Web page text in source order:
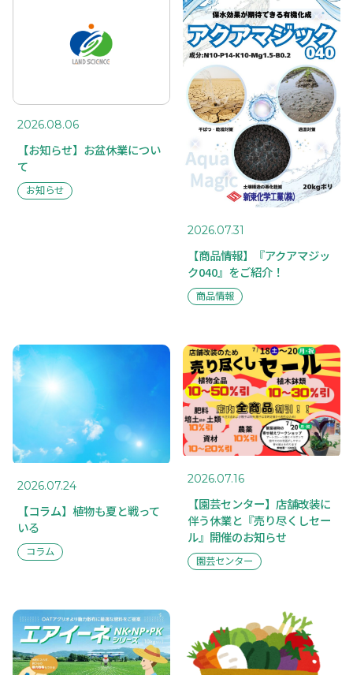
ついて
COMPANY
会社概要
SUSTAINABILITY
サスティナ
ビリティ
採用情報
TOPICS
トピックス
2026.08.06
【お知らせ】お盆休業につい
て
お知らせ
2026.07.31
【商品情報】『アクアマジッ
ク040』をご紹介！
商品情報
2026.07.24
【コラム】植物も夏と戦って
いる
コラム
2026.07.16
【園芸センター】店舗改装に
伴う休業と『売り尽くしセー
ル』開催のお知らせ
園芸センター